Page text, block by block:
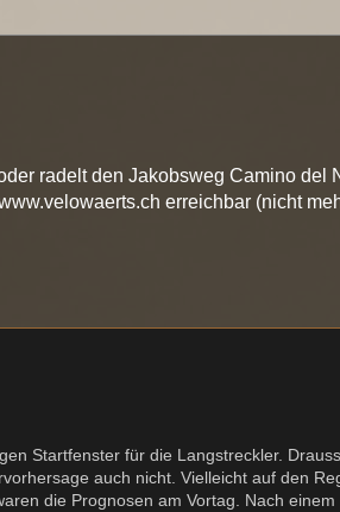
radelt den Jakobsweg Camino
erreichbar (nicht
Startfenster für die Langstreckler.
auch nicht. Vielleicht auf den
die Prognosen am Vortag. Nach